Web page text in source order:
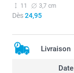
11 3,7 cm
Dès24,95
Livraison
Date